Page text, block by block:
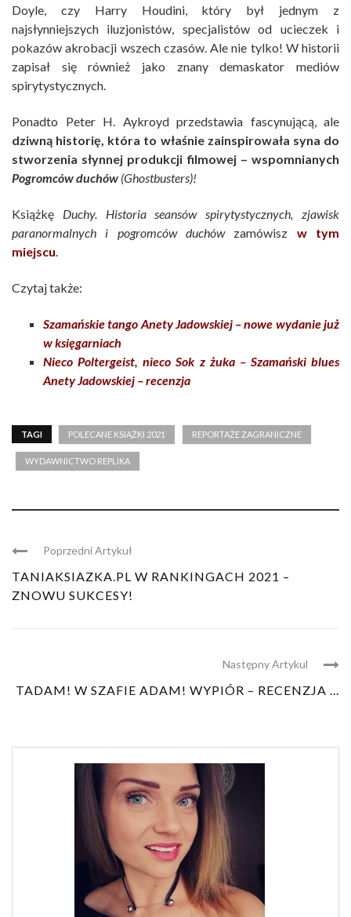
Doyle, czy Harry Houdini, który był jednym z
najsłynniejszych iluzjonistów, specjalistów od ucieczek i
pokazów akrobacji wszech czasów. Ale nie tylko! W historii
zapisał się również jako znany demaskator mediów
spirytystycznych.
Ponadto Peter H. Aykroyd przedstawia fascynującą, ale
dziwną historię, która to właśnie zainspirowała syna do
stworzenia słynnej produkcji filmowej – wspomnianych
Pogromców duchów (Ghostbusters)!
Książkę Duchy. Historia seansów spirytystycznych, zjawisk
paranormalnych i pogromców duchówzamówisz w tym
miejscu.
Czytaj także:
Szamańskie tango Anety Jadowskiej – nowe wydanie już
w księgarniach
Nieco Poltergeist, nieco Sok z żuka – Szamański blues
Anety Jadowskiej – recenzja
TAGI POLECANE KSIĄŻKI 2021 REPORTAŻE ZAGRANICZNE
WYDAWNICTWO REPLIKA
Poprzedni Artykuł
TANIAKSIAZKA.PL W RANKINGACH 2021 –
ZNOWU SUKCESY!
Następny Artykul
TADAM! W SZAFIE ADAM! WYPIÓR – RECENZJA ...